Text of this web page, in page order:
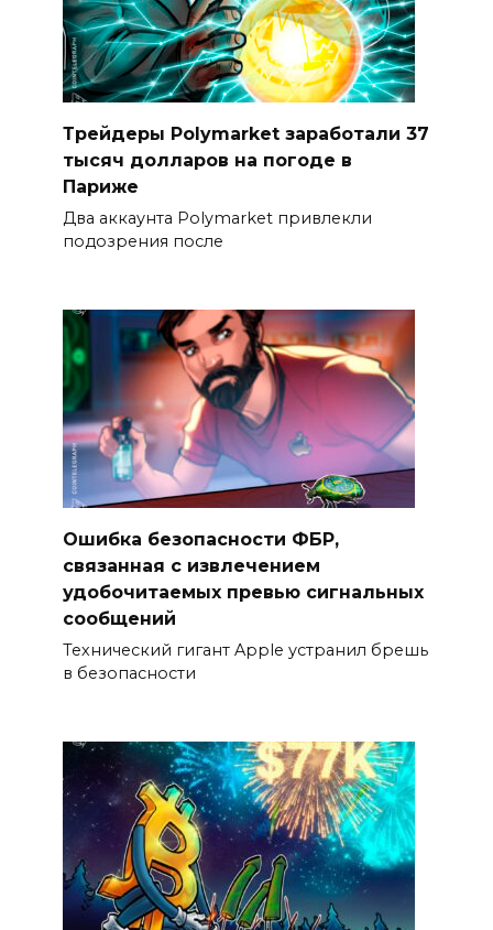
Трейдеры Polymarket заработали 37
тысяч долларов на погоде в
Париже
Два аккаунта Polymarket привлекли
подозрения после
Ошибка безопасности ФБР,
связанная с извлечением
удобочитаемых превью сигнальных
сообщений
Технический гигант Apple устранил брешь
в безопасности